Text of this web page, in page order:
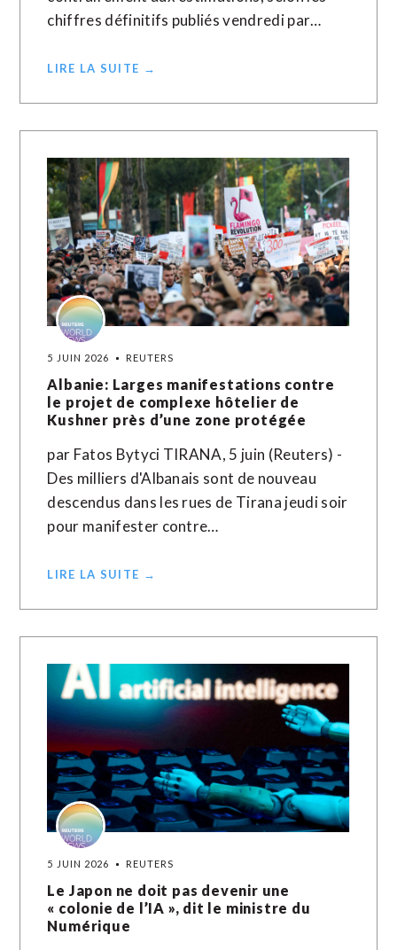
chiffres définitifs publiés ​vendredi par…
LIRE LA SUITE →
5 JUIN 2026 REUTERS
Albanie: Larges manifestations contre
le projet de complexe hôtelier de
Kushner près d’une zone protégée
par Fatos Bytyci TIRANA, 5 juin (Reuters) -
Des milliers d'Albanais sont de nouveau
descendus dans les rues de Tirana jeudi soir
pour manifester contre…
LIRE LA SUITE →
5 JUIN 2026 REUTERS
Le Japon ne doit pas devenir une
« colonie de l’IA », dit le ministre du
Numérique